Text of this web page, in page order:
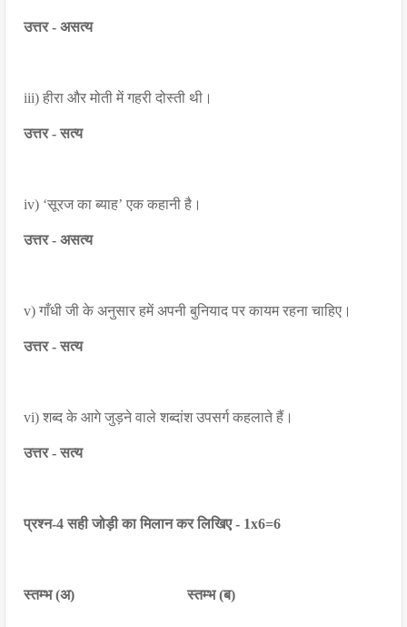
उत्तर - असत्य
iii) हीरा और मोती में गहरी दोस्ती थी।
उत्तर - सत्य
iv) ‘सूरज का ब्याह’ एक कहानी है।
उत्तर - असत्य
v) गाँधी जी के अनुसार हमें अपनी बुनियाद पर कायम रहना चाहिए।
उत्तर - सत्य
vi) शब्द के आगे जुड़ने वाले शब्दांश उपसर्ग कहलाते हैं।
उत्तर - सत्य
प्रश्न-4 सही जोड़ी का मिलान कर लिखिए - 1x6=6
स्तम्भ (अ) स्तम्भ (ब)